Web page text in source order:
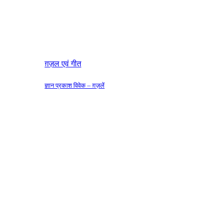
ग़ज़ल एवं गीत
ज्ञान प्रकाश विवेक – ग़ज़लें